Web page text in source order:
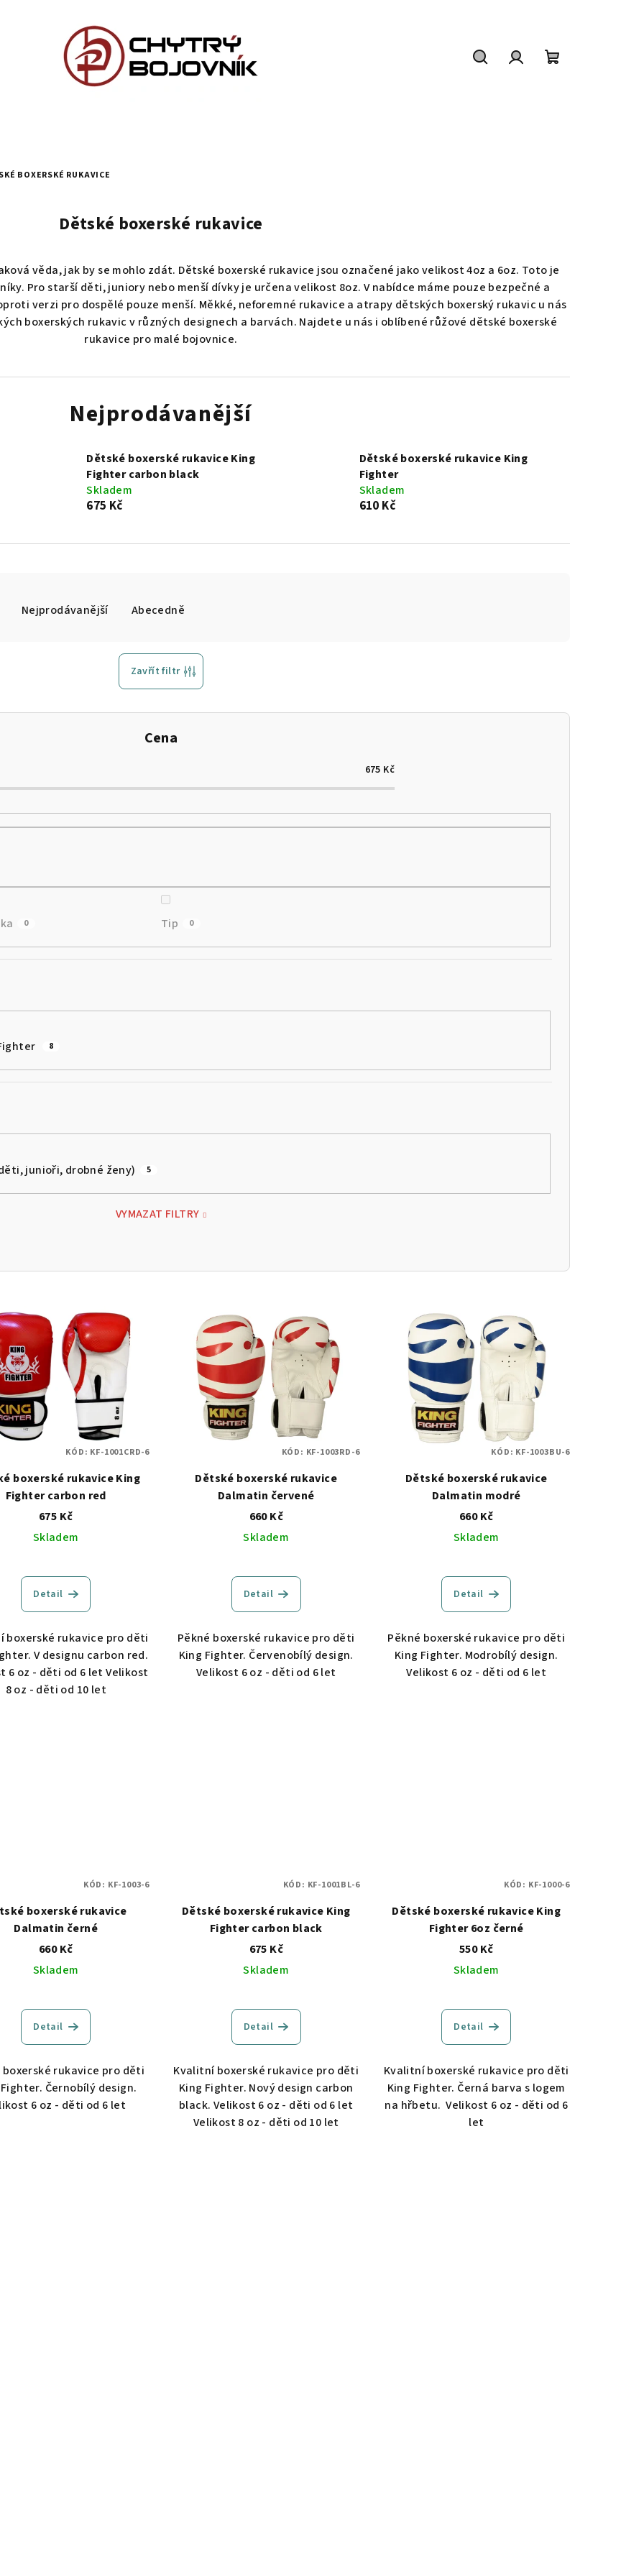
BOXERSKÉ RUKAVICE
Dětské boxerské rukavice
věda, jak by se mohlo zdát. Dětské boxerské rukavice jsou označené jako velikost 4oz a 6oz. Toto je
Pro starší děti, juniory nebo menší dívky je určena velikost 8oz. V nabídce máme pouze bezpečné a
verzi pro dospělé pouze menší. Měkké, neforemné rukavice a atrapy dětských boxerský rukavic u nás
boxerských rukavic v různých designech a barvách. Najdete u nás i oblíbené růžové dětské boxerské
rukavice pro malé bojovnice.
Nejprodávanější
Dětské boxerské rukavice King
Fighter carbon black
Skladem
675 Kč
Dětské boxerské rukavice King
Fighter
Skladem
610 Kč
Nejprodávanější Abecedně
Zavřít filtr
Cena
675 Kč
0 Tip 0
8
junioři, drobné ženy) 5
VYMAZAT FILTRY
boxerské rukavice King
Fighter carbon red
675 Kč
Skladem
Detail
boxerské rukavice pro děti
V designu carbon red.
6 oz - děti od 6 let Velikost
8 oz - děti od 10 let
KÓD: KF-1001CRD-6
Dětské boxerské rukavice
Dalmatin červené
660 Kč
Skladem
Detail
Pěkné boxerské rukavice pro děti
King Fighter. Červenobílý design.
Velikost 6 oz - děti od 6 let
KÓD: KF-1003RD-6
Dětské boxerské rukavice
Dalmatin modré
660 Kč
Skladem
Detail
Pěkné boxerské rukavice pro děti
King Fighter. Modrobílý design.
Velikost 6 oz - děti od 6 let
KÓD: KF-1003BU-6
boxerské rukavice
Dalmatin černé
660 Kč
Skladem
Detail
boxerské rukavice pro děti
Černobílý design.
6 oz - děti od 6 let
KÓD: KF-1003-6
Dětské boxerské rukavice King
Fighter carbon black
675 Kč
Skladem
Detail
Kvalitní boxerské rukavice pro děti
King Fighter. Nový design carbon
black. Velikost 6 oz - děti od 6 let
Velikost 8 oz - děti od 10 let
KÓD: KF-1001BL-6
Dětské boxerské rukavice King
Fighter 6oz černé
550 Kč
Skladem
Detail
Kvalitní boxerské rukavice pro děti
King Fighter. Černá barva s logem
na hřbetu. Velikost 6 oz - děti od 6
let
KÓD: KF-1000-6